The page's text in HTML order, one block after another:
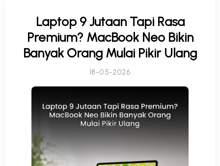
Laptop 9 Jutaan Tapi Rasa
Premium? MacBook Neo Bikin
Banyak Orang Mulai Pikir Ulang
18-05-2026